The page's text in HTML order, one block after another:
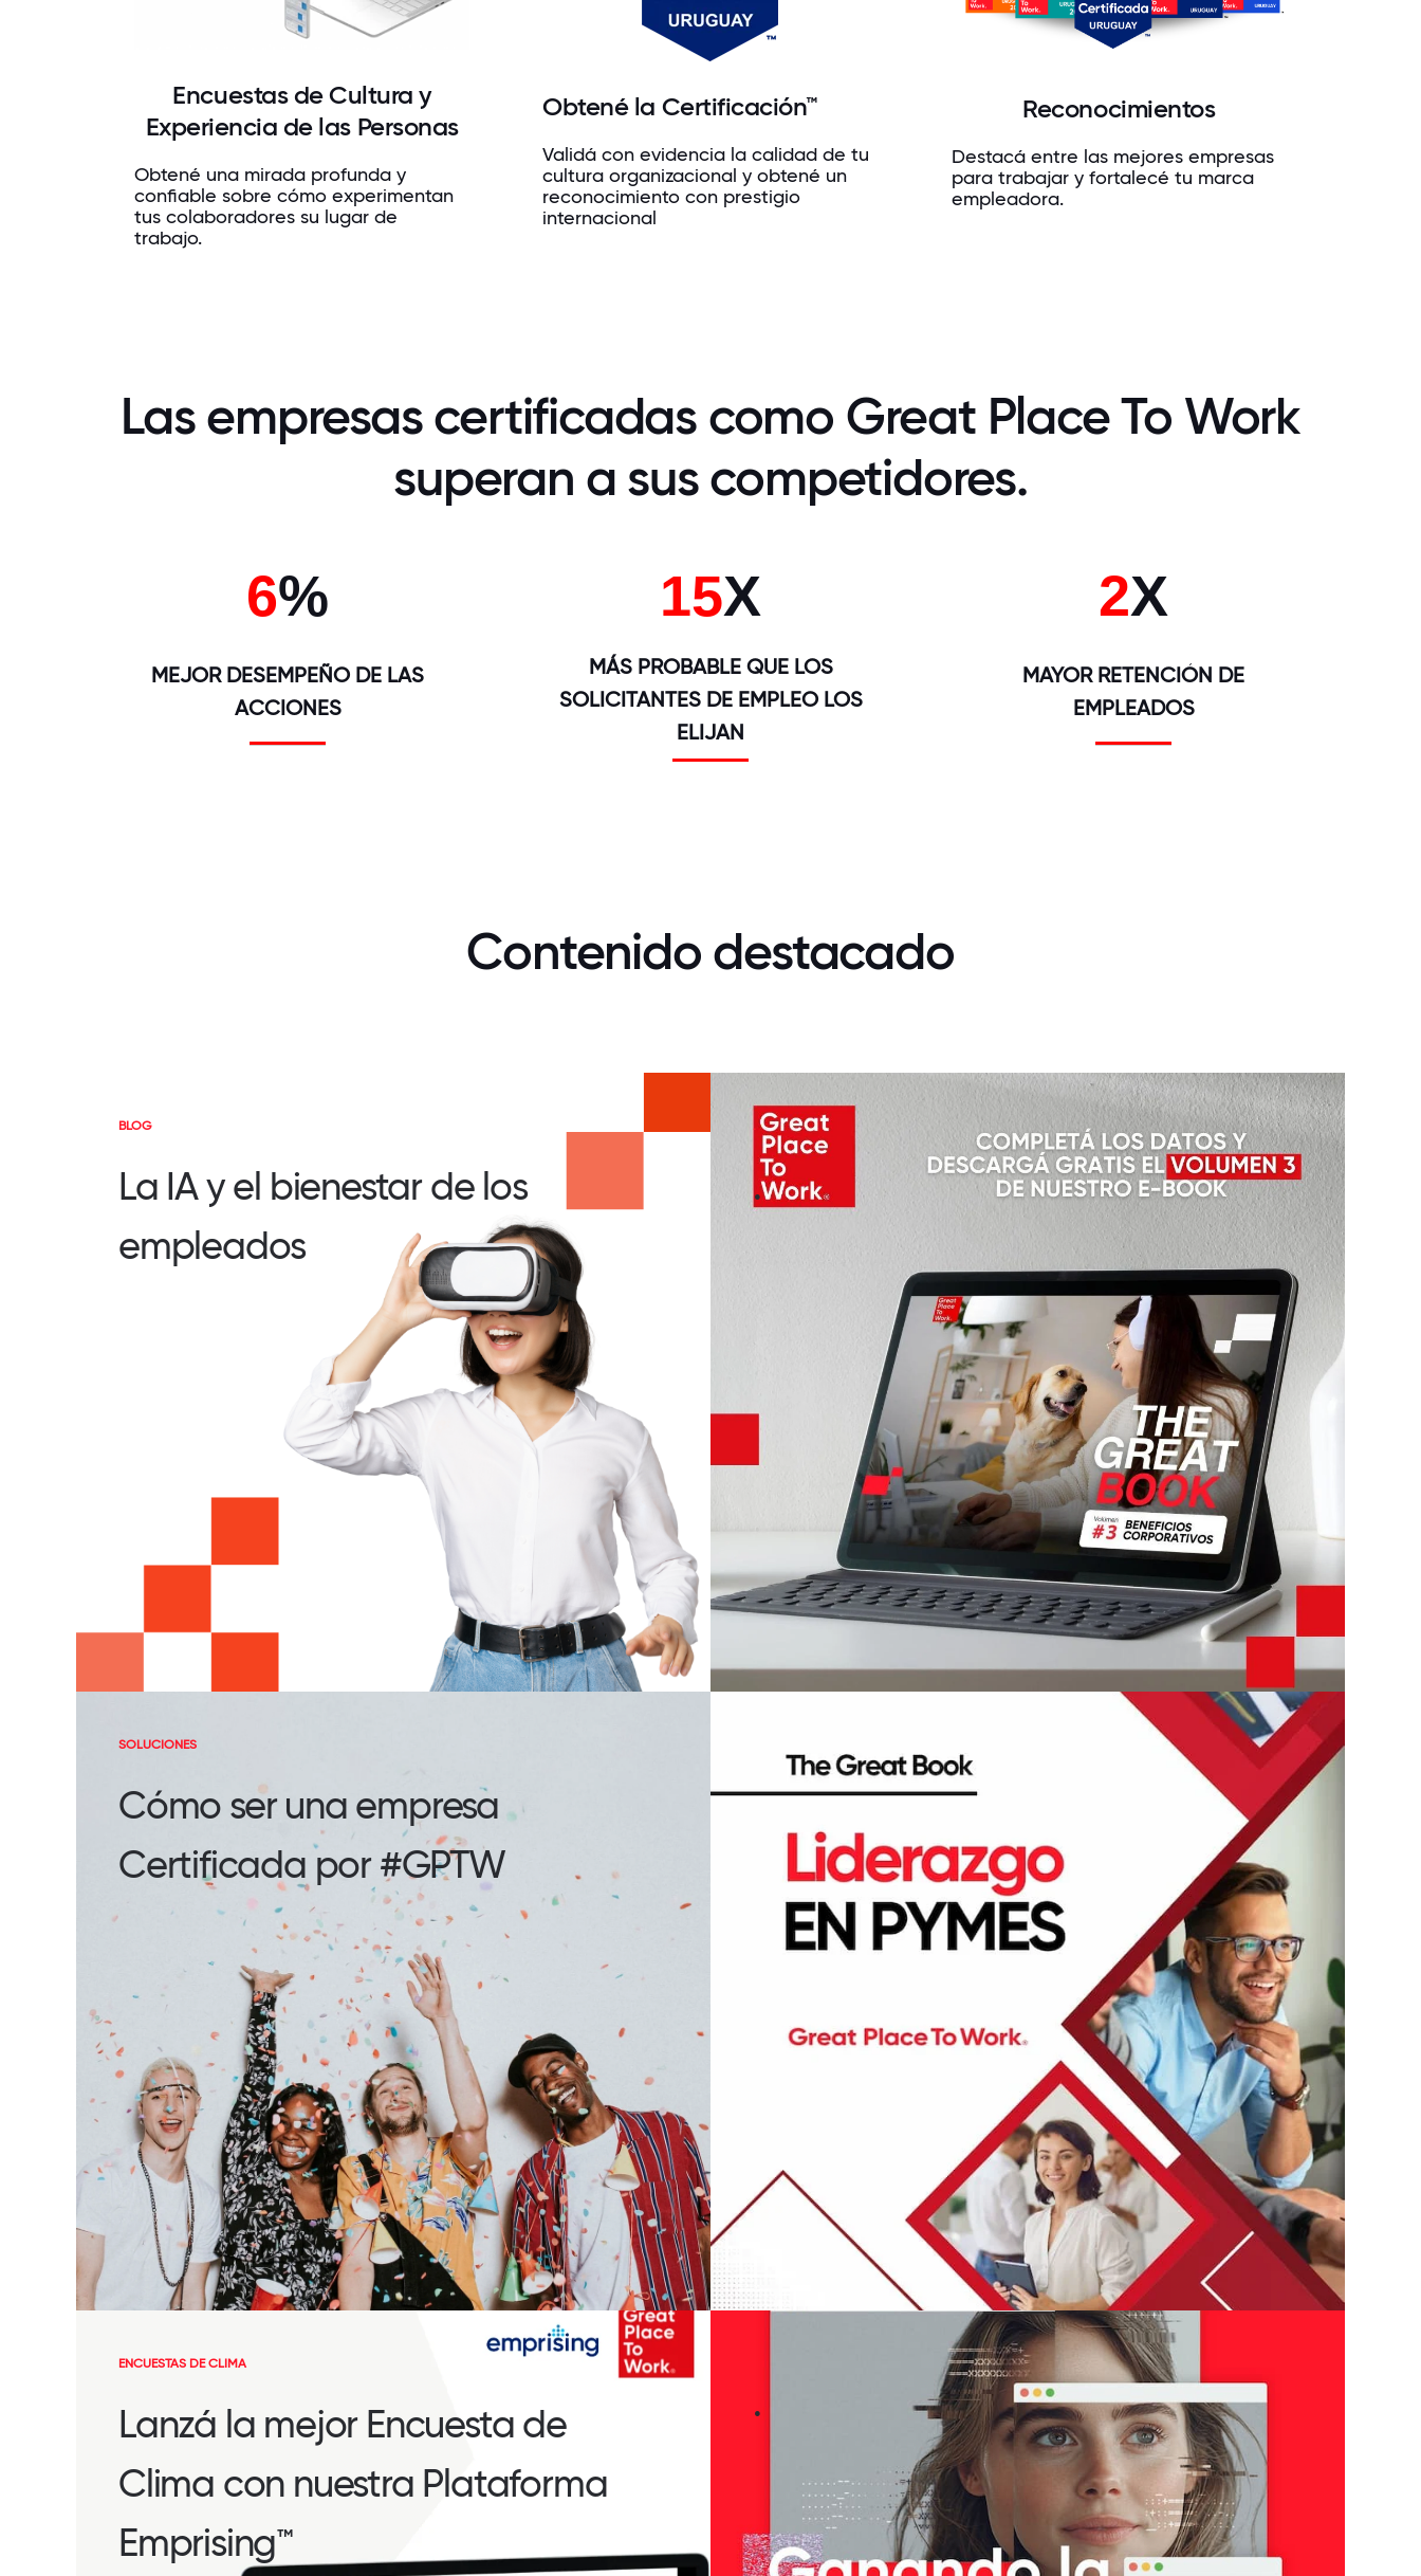
Encuestas de Cultura y
Experiencia de las Personas
Obtené una mirada profunda y
confiable sobre cómo experimentan
tus colaboradores su lugar de
trabajo.
Obtené la Certificación™
Validá con evidencia la calidad de tu
cultura organizacional y obtené un
reconocimiento con prestigio
internacional
Reconocimientos
Destacá entre las mejores empresas
para trabajar y fortalecé tu marca
empleadora.
Las empresas certificadas como Great Place To Work
superan a sus competidores.
6%
MEJOR DESEMPEÑO DE LAS
ACCIONES
15X
MÁS PROBABLE QUE LOS
SOLICITANTES DE EMPLEO LOS
ELIJAN
2X
MAYOR RETENCIÓN DE
EMPLEADOS
Contenido destacado
BLOG
La IA y el bienestar de los
empleados
.
.
SOLUCIONES
Cómo ser una empresa
Certificada por #GPTW
ENCUESTAS DE CLIMA
Lanzá la mejor Encuesta de
Clima con nuestra Plataforma
Emprising™
.